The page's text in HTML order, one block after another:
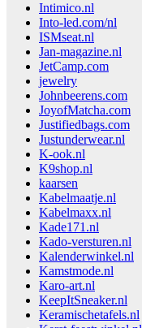
Intimico.nl
Into-led.com/nl
ISMseat.nl
Jan-magazine.nl
JetCamp.com
jewelry
Johnbeerens.com
JoyofMatcha.com
Justifiedbags.com
Justunderwear.nl
K-ook.nl
K9shop.nl
kaarsen
Kabelmaatje.nl
Kabelmaxx.nl
Kade171.nl
Kado-versturen.nl
Kalenderwinkel.nl
Kamstmode.nl
Karo-art.nl
KeepItSneaker.nl
Keramischetafels.nl